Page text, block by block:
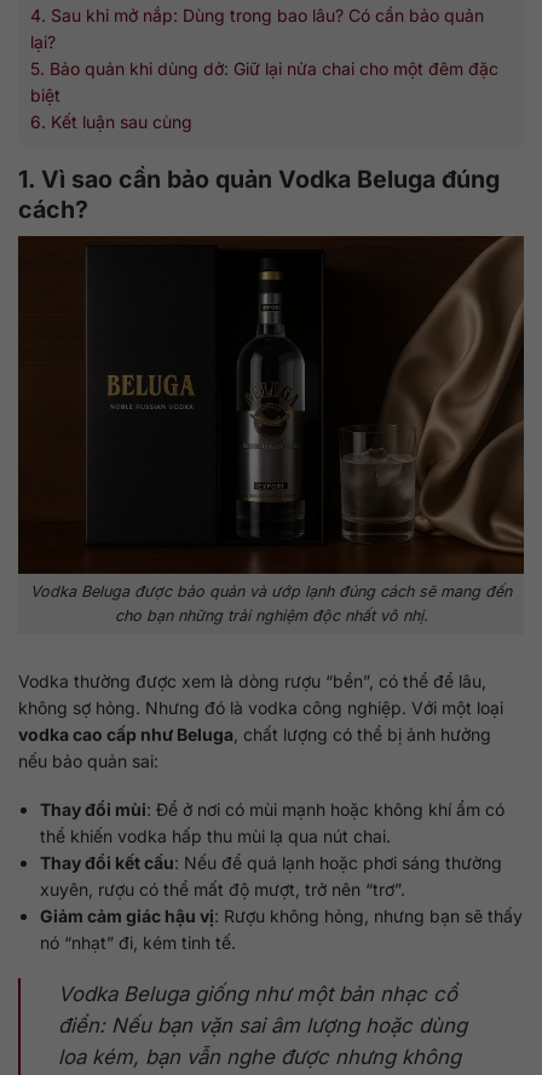
4. Sau khi mở nắp: Dùng trong bao lâu? Có cần bảo quản
lại?
5. Bảo quản khi dùng dở: Giữ lại nửa chai cho một đêm đặc
biệt
6. Kết luận sau cùng
1. Vì sao cần bảo quản Vodka Beluga đúng
cách?
Vodka Beluga được bảo quản và ướp lạnh đúng cách sẽ mang đến
cho bạn những trải nghiệm độc nhất vô nhị.
Vodka thường được xem là dòng rượu “bền”, có thể để lâu,
không sợ hỏng. Nhưng đó là vodka công nghiệp. Với một loại
vodka cao cấp như Beluga , chất lượng có thể bị ảnh hưởng
nếu bảo quản sai:
Thay đổi mùi: Để ở nơi có mùi mạnh hoặc không khí ẩm có
thể khiến vodka hấp thu mùi lạ qua nút chai.
Thay đổi kết cấu: Nếu để quá lạnh hoặc phơi sáng thường
xuyên, rượu có thể mất độ mượt, trở nên “trơ”.
Giảm cảm giác hậu vị: Rượu không hỏng, nhưng bạn sẽ thấy
nó “nhạt” đi, kém tinh tế.
Vodka Beluga giống như một bản nhạc cổ
điển: Nếu bạn vặn sai âm lượng hoặc dùng
loa kém, bạn vẫn nghe được nhưng không